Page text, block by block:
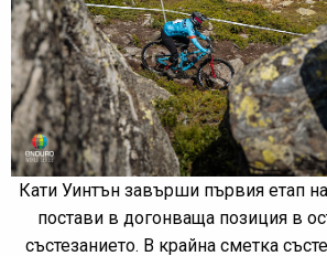
Кати Уинтън завърши първия етап
постави в догонваща позиция в
състезанието. В крайна сметка